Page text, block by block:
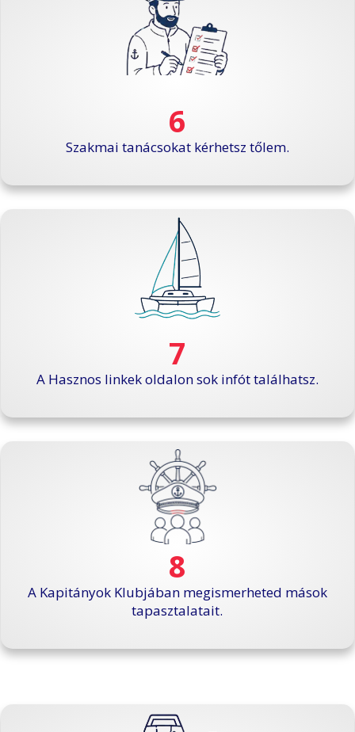
6
Szakmai tanácsokat kérhetsz tőlem.
7
A Hasznos linkek oldalon sok infót találhatsz.
8
A Kapitányok Klubjában megismerheted mások
tapasztalatait.